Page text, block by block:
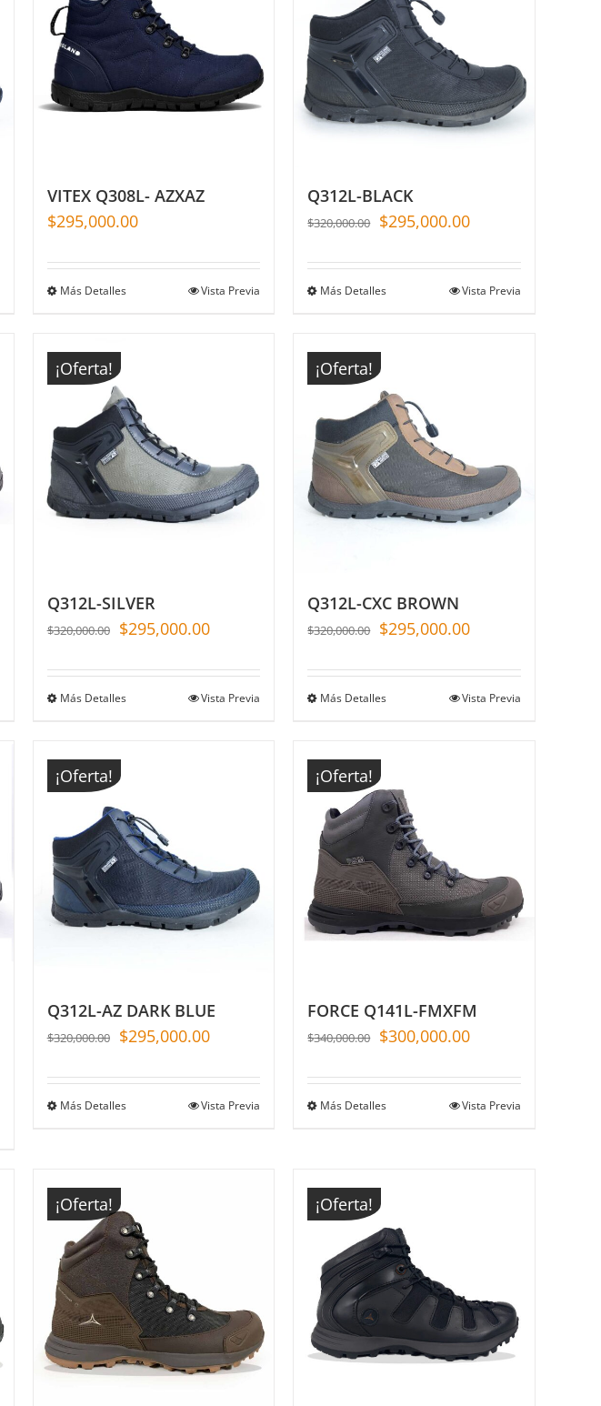
VITEX Q308L- AZXAZ
$295,000.00
Más Detalles Vista Previa
Q312L-BLACK
$320,000.00 $295,000.00
Más Detalles Vista Previa
¡Oferta!
Q312L-SILVER
$320,000.00 $295,000.00
Más Detalles Vista Previa
¡Oferta!
Q312L-CXC BROWN
$320,000.00 $295,000.00
Más Detalles Vista Previa
¡Oferta!
Q312L-AZ DARK BLUE
$320,000.00 $295,000.00
Más Detalles Vista Previa
¡Oferta!
FORCE Q141L-FMXFM
$340,000.00 $300,000.00
Más Detalles Vista Previa
¡Oferta! ¡Oferta!